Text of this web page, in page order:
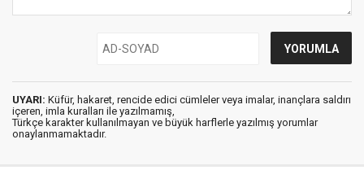
UYARI: Küfür, hakaret, rencide edici cümleler veya imalar, inançlara saldırı
içeren, imla kuralları ile yazılmamış,
Türkçe karakter kullanılmayan ve büyük harflerle yazılmış yorumlar
onaylanmamaktadır.